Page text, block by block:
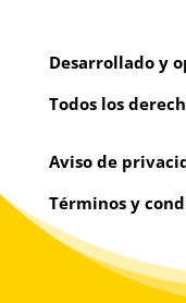
Desarrollado y
Todos los
Aviso de
Términos y